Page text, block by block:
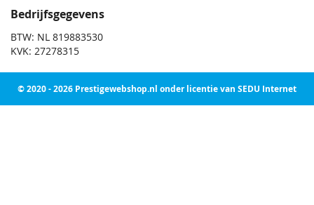
Bedrijfsgegevens
BTW: NL 819883530
KVK: 27278315
© 2020 - 2026 Prestigewebshop.nl onder licentie van SEDU Internet